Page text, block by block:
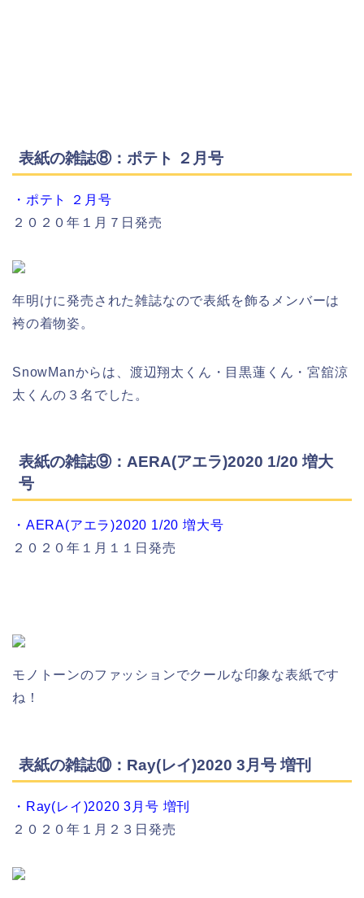
表紙の雑誌⑧：ポテト ２月号
・ポテト ２月号
２０２０年１月７日発売
年明けに発売された雑誌なので表紙を飾るメンバーは
袴の着物姿。
SnowManからは、渡辺翔太くん・目黒蓮くん・宮舘涼
太くんの３名でした。
表紙の雑誌⑨：AERA(アエラ)2020 1/20 増大
号
・AERA(アエラ)2020 1/20 増大号
２０２０年１月１１日発売
モノトーンのファッションでクールな印象な表紙です
ね！
表紙の雑誌⑩：Ray(レイ)2020 3月号 増刊
・Ray(レイ)2020 3月号 増刊
２０２０年１月２３日発売